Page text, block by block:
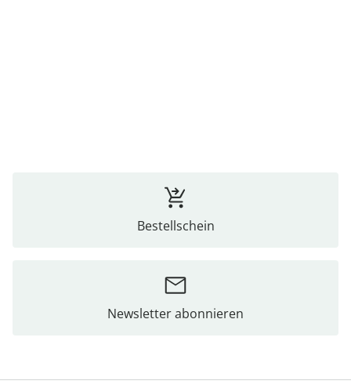
Bestellschein
Newsletter abonnieren